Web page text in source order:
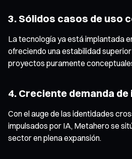
3. Sólidos casos de uso
La tecnología ya está implantada
ofreciendo una estabilidad
proyectos puramente
4. Creciente demanda
Con el auge de las identidades
impulsados por IA, Metahero se
sector en plena expansión.